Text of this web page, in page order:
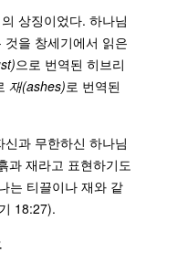
상징이었다. 하나님
을 창세기에서 읽은
으로 번역된 히브리
재(ashes)로 번역된
과 무한하신 하나님
과 재라고 표현하기도
는 티끌이나 재와 같
18:27).